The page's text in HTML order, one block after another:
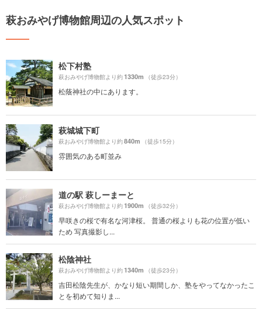
萩おみやげ博物館周辺の人気スポット
松下村塾
萩おみやげ博物館より約1330m （徒歩23分）
松蔭神社の中にあります。
萩城城下町
萩おみやげ博物館より約840m （徒歩15分）
雰囲気のある町並み
道の駅 萩しーまーと
萩おみやげ博物館より約1900m （徒歩32分）
早咲きの桜で有名な河津桜。 普通の桜よりも花の位置が低い
ため 写真撮影し...
松陰神社
萩おみやげ博物館より約1340m （徒歩23分）
吉田松陰先生が、かなり短い期間しか、塾をやってなかったこ
とを初めて知りま...